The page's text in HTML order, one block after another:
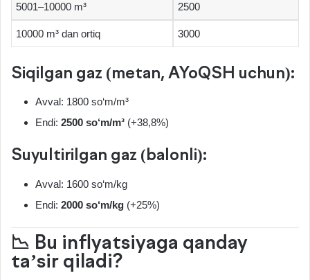
5001–10000 m³ 2500
10000 m³ dan ortiq 3000
Siqilgan gaz (metan, AYoQSH uchun):
Avval: 1800 so‘m/m³
Endi: 2500 so‘m/m³ (+38,8%)
Suyultirilgan gaz (balonli):
Avval: 1600 so‘m/kg
Endi: 2000 so‘m/kg (+25%)
📉 Bu inflyatsiyaga qanday
ta’sir qiladi?